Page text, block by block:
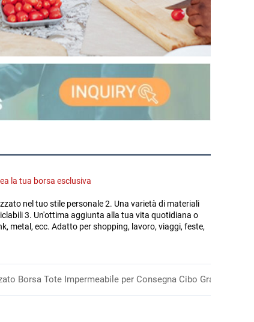
la tua borsa esclusiva
nel tuo stile personale 2. Una varietà di materiali
3. Un'ottima aggiunta alla tua vita quotidiana o
metal, ecc. Adatto per shopping, lavoro, viaggi, feste,
Borsa Tote Impermeabile per Consegna Cibo Grande